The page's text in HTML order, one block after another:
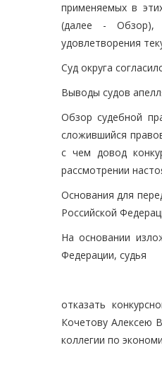
применяемых в
(далее - Обзор),
удовлетворения
Суд округа
Выводы судов
Обзор судебной
сложившийся
с чем довод
рассмотрении
Основания для
Российской
На основании
Федерации, судья
отказать
Кочетову Алексею
коллегии по